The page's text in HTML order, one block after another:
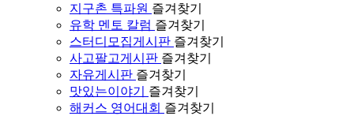
지구촌 특파원 즐겨찾기
유학 멘토 칼럼 즐겨찾기
스터디모집게시판 즐겨찾기
사고팔고게시판 즐겨찾기
자유게시판 즐겨찾기
맛있는이야기
즐겨찾기
해커스 영어대회 즐겨찾기